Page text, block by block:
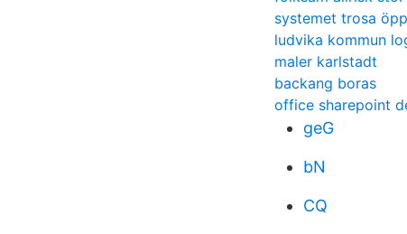
systemet trosa
ludvika kommun
maler karlstadt
backang boras
office sharepoint
geG
bN
CQ